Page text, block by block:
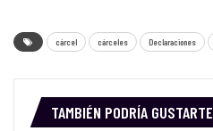
cárcel cárceles Declaraciones
TAMBIÉN PODRÍA GUSTARTE